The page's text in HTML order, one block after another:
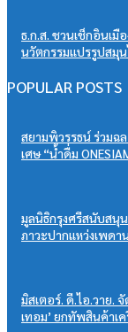
ธ.ก.ส. ชวนเช็กอินเ
นวัตกรรมแปรรูปสมุ
POPULAR POSTS
สยามพิวรรธน์ ร่วมฉ
เศษ “น้ำดื่ม
มูลนิธิกรุงศรีสนับสนุ
ภาวะปากแหว่งเพดา
มิสเตอร์. ดี.ไอ.วาย.
เทอม’ ยกทัพสินค้าเ